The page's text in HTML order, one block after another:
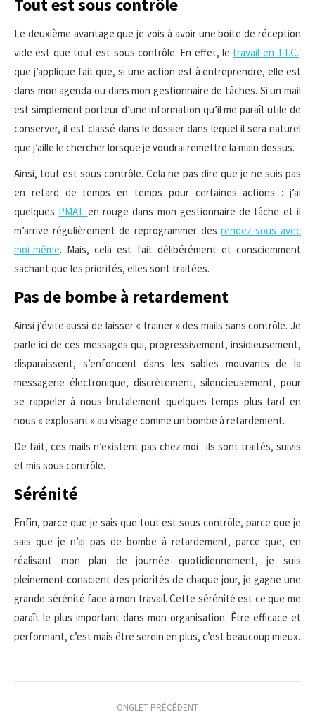
Tout est sous contrôle
Le deuxième avantage que je vois à avoir une boite de réception
vide est que tout est sous contrôle. En effet, le travail en T.T.C.
que j’applique fait que, si une action est à entreprendre, elle est
dans mon agenda ou dans mon gestionnaire de tâches. Si un mail
est simplement porteur d’une information qu’il me paraît utile de
conserver, il est classé dans le dossier dans lequel il sera naturel
que j’aille le chercher lorsque je voudrai remettre la main dessus.
Ainsi, tout est sous contrôle. Cela ne pas dire que je ne suis pas
en retard de temps en temps pour certaines actions : j’ai
quelques PMAT en rouge dans mon gestionnaire de tâche et il
m’arrive régulièrement de reprogrammer desrendez-vous avec
moi-même. Mais, cela est fait délibérément et consciemment
sachant que les priorités, elles sont traitées.
Pas de bombe à retardement
Ainsi j’évite aussi de laisser « trainer » des mails sans contrôle. Je
parle ici de ces messages qui, progressivement, insidieusement,
disparaissent, s’enfoncent dans les sables mouvants de la
messagerie électronique, discrètement, silencieusement, pour
se rappeler à nous brutalement quelques temps plus tard en
nous « explosant » au visage comme un bombe à retardement.
De fait, ces mails n’existent pas chez moi : ils sont traités, suivis
et mis sous contrôle.
Sérénité
Enfin, parce que je sais que tout est sous contrôle, parce que je
sais que je n’ai pas de bombe à retardement, parce que, en
réalisant mon plan de journée quotidiennement, je suis
pleinement conscient des priorités de chaque jour, je gagne une
grande sérénité face à mon travail. Cette sérénité est ce que me
paraît le plus important dans mon organisation. Être efficace et
performant, c’est mais être serein en plus, c’est beaucoup mieux.
ONGLET PRÉCÉDENT